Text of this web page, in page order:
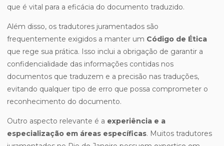
que é vital para a eficácia do documento traduzido.
Além disso, os tradutores juramentados são
frequentemente exigidos a manter um Código de Ética
que rege sua prática. Isso inclui a obrigação de garantir a
confidencialidade das informações contidas nos
documentos que traduzem e a precisão nas traduções,
evitando qualquer tipo de erro que possa comprometer o
reconhecimento do documento.
Outro aspecto relevante é a experiência e a
especialização em áreas específicas. Muitos tradutores